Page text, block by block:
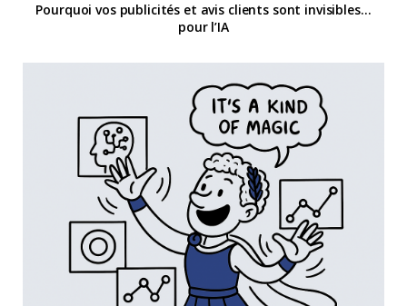
Pourquoi vos publicités et avis clients sont invisibles…
pour l’IA